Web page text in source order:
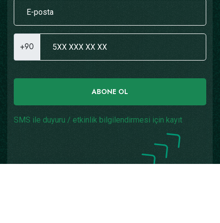
+90
ABONE OL
SMS ile duyuru / etkinlik bilgilendirmesi için kayıt